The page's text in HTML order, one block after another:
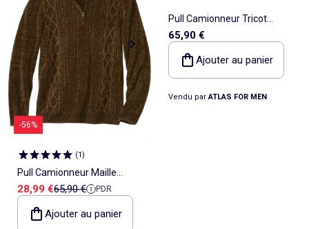
-56%
(1)
Pull Camionneur Maille
Chenille - ATLAS FOR MEN
Prix de vente
28,99 €Prix de référence
65,90 € PDR
Ajouter au panier
Pull Camionneur Tricot
65,90 €
Ajouter au panier
Vendu parATLAS FOR MEN